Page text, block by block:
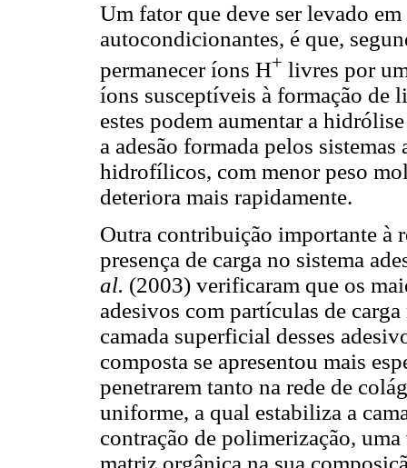
Um fator que deve ser levado
autocondicionantes, é que,
permanecer íons H+ livres por
íons susceptíveis à formação de
estes podem aumentar a
a adesão formada pelos
hidrofílicos, com menor peso
deteriora mais rapidamente.
Outra contribuição importante à
presença de carga no sistema
al. (2003) verificaram que os
adesivos com partículas de
camada superficial desses
composta se apresentou mais
penetrarem tanto na rede de
uniforme, a qual estabiliza a
contração de polimerização,
matriz orgânica na sua